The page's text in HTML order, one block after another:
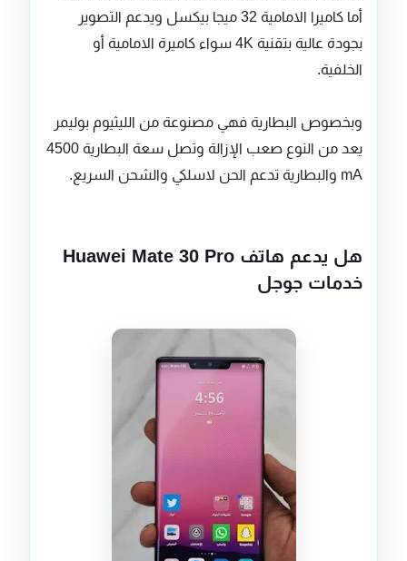
أما كاميرا الامامية 32 ميجا بيكسل ويدعم التصوير
بجودة عالية بتقنية 4K سواء كاميرة الامامية أو
الخلفية.
وبخصوص البطارية فهي مصنوعة من الليثيوم بوليمر
يعد من النوع صعب الإزالة وتصل سعة البطارية 4500
mA والبطارية تدعم الحن لاسلكي والشحن السريع.
هل يدعم هاتف Huawei Mate 30 Pro
خدمات جوجل